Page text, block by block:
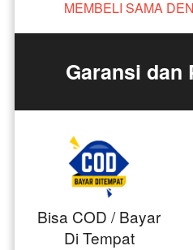
MEMBELI SAMA
Garansi dan
Bisa COD / Bayar
Di Tempat